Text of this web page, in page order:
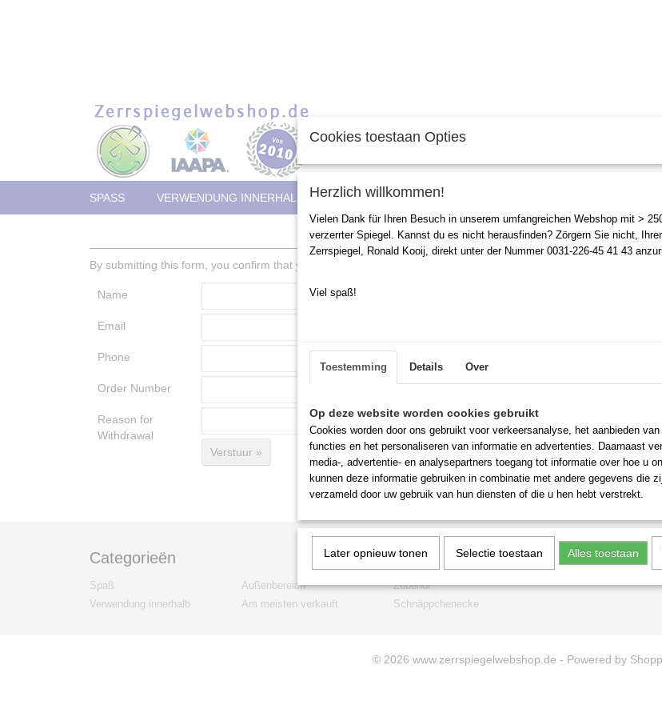
SPASS VERWENDUNG INNERHALB AUSSENBEREICH
By submitting this form, you confirm that you wish to cancel your order. We will contact you as soon as possible
Name
Email
Phone
Order Number
Reason for
Withdrawal
Verstuur »
Categorieën
Spaß
Verwendung innerhalb
Außenbereich
Am meisten verkauft
Zubehör
Schnäppchenecke
© 2026 www.zerrspiegelwebshop.de - Powered by
Cookies toestaan Opties
Herzlich willkommen!
Vielen Dank für Ihren Besuch in unserem umfangreichen Webshop mit >
verzerrter Spiegel. Kannst du es nicht herausfinden? Zörgern Sie nicht,
Zerrspiegel, Ronald Kooij, direkt unter der Nummer 0031-226-45 41 43
Viel spaß!
Toestemming Details Over
Op deze website worden cookies gebruikt
Cookies worden door ons gebruikt voor verkeersanalyse, het aanbieden
functies en het personaliseren van informatie en advertenties. Daarnaast
media-, advertentie- en analysepartners toegang tot informatie over hoe u
kunnen deze informatie gebruiken in combinatie met andere gegevens die
verzameld door uw gebruik van hun diensten of die u hen hebt verstrekt.
Later opnieuw tonen Selectie toestaan Alles toestaan